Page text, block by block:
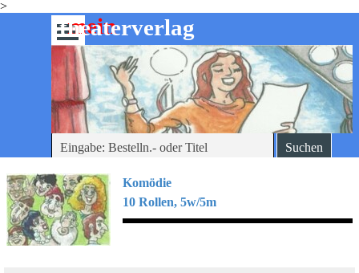
>
Direkt zum Seiteninhalt
-theaterverlag
mein
Menü überspringen
Suchen
Komödie
10 Rollen, 5w/5m